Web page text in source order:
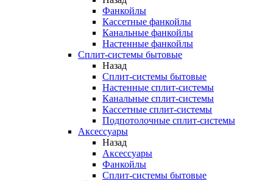
Фанкойлы
Кассетные фанкойлы
Канальные фанкойлы
Настенные фанкойлы
Сплит-системы бытовые
Назад
Сплит-системы бытовые
Настенные сплит-системы
Канальные сплит-системы
Кассетные сплит-системы
Подпотолочные сплит-системы
Аксессуары
Назад
Аксессуары
Фанкойлы
Сплит-системы бытовые